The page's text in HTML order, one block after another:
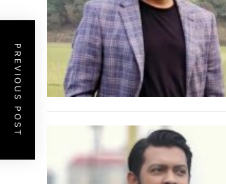
PREVIOUS POST